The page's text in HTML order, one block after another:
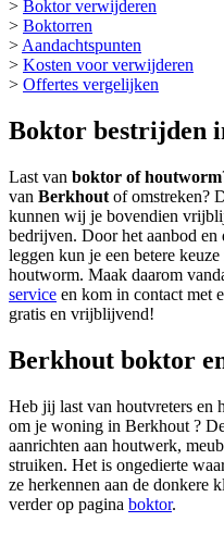
> Boktor verwijderen
> Boktorren
>Aandachtspunten
> Kosten voor verwijderen
> Offertes vergelijken
Boktor bestrijden
Last van boktor of houtworm
van Berkhout of omstreken?
kunnen wij je bovendien
bedrijven. Door het aanbod en
leggen kun je een betere
houtworm. Maak daarom
service en kom in contact met
gratis en vrijblijvend!
Berkhout boktor
Heb jij last van houtvreters
om je woning in Berkhout ?
aanrichten aan houtwerk,
struiken. Het is ongedierte
ze herkennen aan de donkere
verder op pagina boktor.